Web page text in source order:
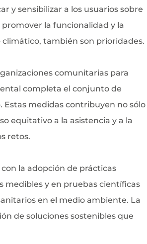
y sensibilizar a los usuarios sobre
la funcionalidad y la
también son prioridades.
comunitarias para
completa el conjunto de
Estas medidas contribuyen no sólo
equitativo a la asistencia y a la
retos.
la adopción de prácticas
medibles y en pruebas científicas
en el medio ambiente. La
de soluciones sostenibles que